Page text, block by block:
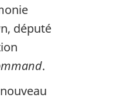
député
.